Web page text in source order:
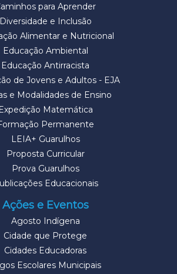
para Aprender
Diversidade e Inclusão
Alimentar e Nutricional
Educação Ambiental
Educação Antirracista
de Jovens e Adultos - EJA
e Modalidades de Ensino
Expedição Matemática
Permanente
LEIA+ Guarulhos
Proposta Curricular
Prova Guarulhos
Educacionais
Ações e Eventos
Agosto Indígena
Cidade que Protege
Cidades Educadoras
Escolares Municipais